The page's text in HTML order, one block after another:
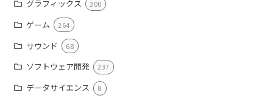
グラフィックス 200
ゲーム 264
サウンド 68
ソフトウェア開発 237
データサイエンス 8